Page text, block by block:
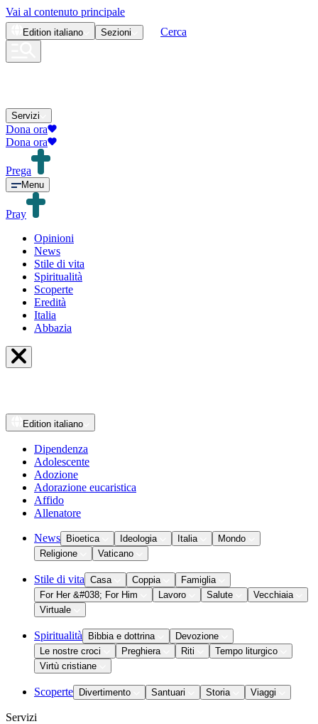
Vai al contenuto principale
Edition italiano Sezioni Cerca
Servizi
Dona ora
Dona ora
Prega
Menu
Pray
Opinioni
News
Stile di vita
Spiritualità
Scoperte
Eredità
Italia
Abbazia
Edition italiano
Dipendenza
Adolescente
Adozione
Adorazione eucaristica
Affido
Allenatore
News Bioetica Ideologia Italia
Mondo
Religione
Vaticano
Stile di vita Casa Coppia
Famiglia
For Her &#038; For Him
Lavoro Salute
Vecchiaia
Virtuale
Spiritualità Bibbia e dottrina
Devozione
Le nostre croci
Preghiera Riti
Tempo liturgico
Virtù cristiane
Scoperte Divertimento Santuari Storia Viaggi
Servizi